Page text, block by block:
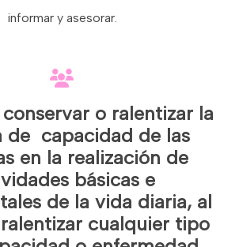
informar y asesorar.
o ralentizar la
de capacidad de las
en la realización de
básicas e
de la vida diaria, al
cualquier tipo